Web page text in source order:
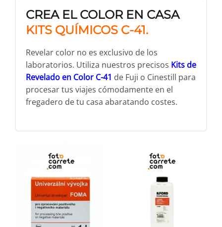
CREA EL COLOR EN CASA
KITS QUÍMICOS C-41.
Revelar color no es exclusivo de los
laboratorios. Utiliza nuestros precisos Kits de
Revelado en Color C-41 de Fuji o Cinestill para
procesar tus viajes cómodamente en el
fregadero de tu casa abaratando costes.